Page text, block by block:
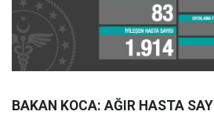
BAKAN KOCA: AĞIR HASTA